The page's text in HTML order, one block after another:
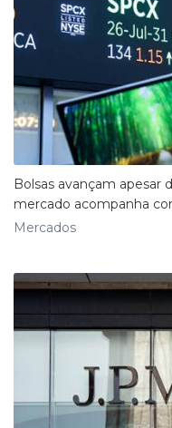
Bolsas avançam apesar
mercado acompanha
Mercados